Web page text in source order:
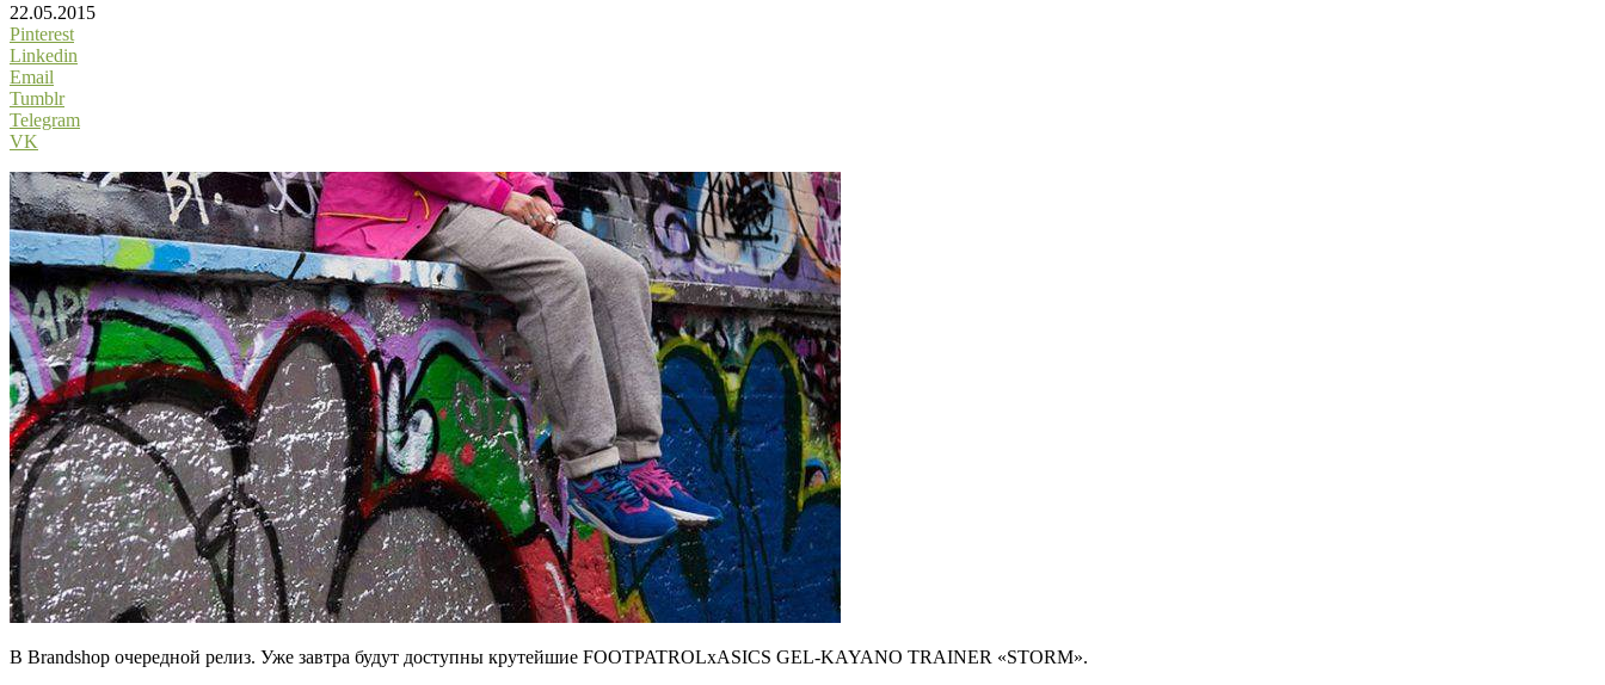
22.05.2015
Pinterest
Linkedin
Email
Tumblr
Telegram
VK
В Brandshop очередной релиз. Уже завтра будут доступны крутейшие FOOTPATROLxASICS GEL-KAYANO TRAINER «STORM».